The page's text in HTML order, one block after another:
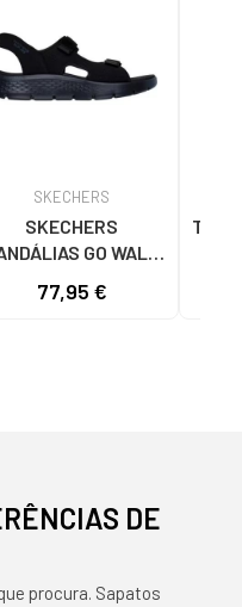
SKECHERS
SKECHERS
GO WALK
PRETAS NEGRO
77,95 €
DE
procura. Sapatos